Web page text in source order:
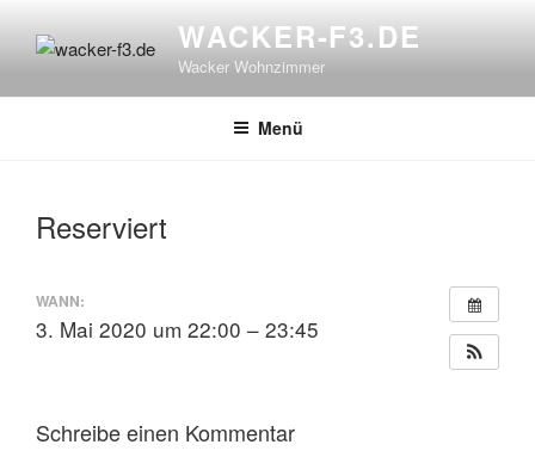
Inhalt
WACKER-F3.DE
Wacker Wohnzimmer
Menü
Reserviert
WANN:
3. Mai 2020 um 22:00 – 23:45
Schreibe einen Kommentar